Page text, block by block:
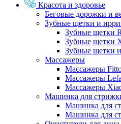
Красота и здоровье
Беговые дорожки и
Зубные щетки и
Зубные щетки
Зубные щетки
Зубные щетки
Массажеры
Массажеры
Массажеры
Массажеры
Машинка для
Машинка для
Машинка для